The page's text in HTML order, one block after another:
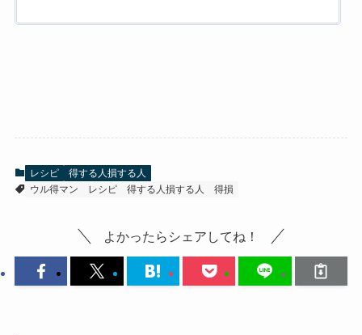
レシピ
得する人損する人
ウル得マン
レシピ 得する人損する人 得損
よかったらシェアしてね！